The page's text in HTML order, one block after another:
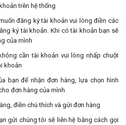
trên hệ thống
đăng ký tài khoản vui lòng điền các
ký tài khoản. Khi có tài khoản bạn sẽ
của mình
cần tài khoản vui lòng nhấp chuột
khoản
bạn để nhận đơn hàng, lựa chọn hình
đơn hàng của mình
điền chú thích và gửi đơn hàng
gửi chúng tôi sẽ liên hệ bằng cách gọi